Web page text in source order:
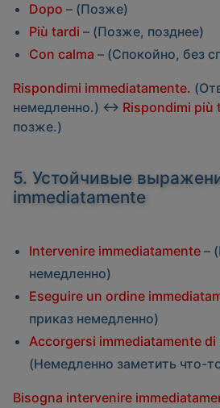
Dopo – (Позже)
Più tardi – (Позже, позднее)
Con calma – (Спокойно, без
Rispondimi immediatamente.
немедленно.) ↔ Rispondimi più
позже.)
5. Устойчивые
immediatamente
Intervenire immediatamente –
немедленно)
Eseguire un ordine
приказ немедленно)
Accorgersi immediatamente di
(Немедленно заметить что-
Bisogna intervenire